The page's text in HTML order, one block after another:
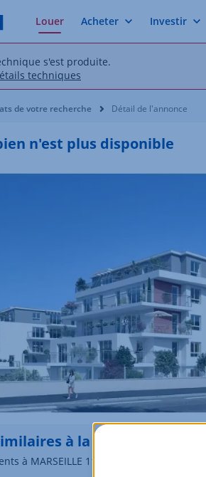
Louer Acheter Investir
s'est produite.
techniques
de votre recherche Détail de l'annonce
n'est plus disponible
à la location
à MARSEILLE 11